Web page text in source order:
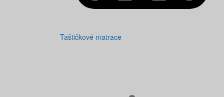
Taštičkové matrace